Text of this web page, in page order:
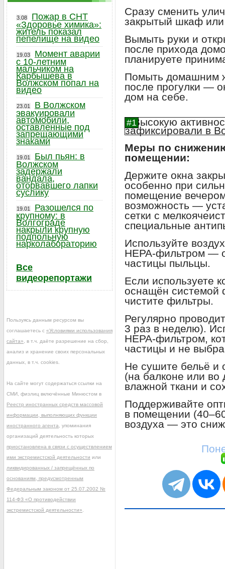
Сразу сменить
закрытый шкаф или
Вымыть руки и
после прихода
планируете
Помыть домашним
после прогулки —
дом на себе.
Меры по
помещении:
Держите окна
особенно при
помещение
возможность —
сетки с
специальные
Используйте
HEPA‑фильтром —
частицы пыльцы.
Если используете
оснащён системой
чистите фильтры.
Регулярно
3 раз в неделю).
HEPA‑фильтром,
частицы и не
Не сушите бельё и
(на балконе или
влажной ткани и
Поддерживайте
в помещении
воздуха — это
3.08
Пожар в СНТ
«Здоровье химика»:
житель показал
пепелище на видео
19.03
Момент аварии
с 10-летним
мальчиком на
Карбышева в
Волжском попал на
видео
23.01
В Волжском
эвакуировали
автомобили,
оставленные под
запрещающими
знаками
19.01
Был пьян: в
Волжском
задержали
вандала,
оторвавшего лапки
суслику
19.01
Разошелся по
крупному: в
Волгограде
накрыли крупную
подпольную
нарколабораторию
Все
видеорепортажи
Пользуясь данным ресурсом вы
соглашаетесь с «Условиями использования
сайта» , в т.ч. даёте разрешение на сбор,
анализ и хранение своих персональных
данных, в т.ч. cookies.
На сайте могут содержаться ссылки на
СМИ, физлиц включённые Минюстом в
Реестр иностранных средств массовой
информации, выполняющих функции
иностранного агента , упоминания
организаций деятельность которых
приостановлена в связи с осуществлением
ими экстремистской деятельности или
ликвидированных / запрещённых по
основаниям, предусмотренным
Федеральным законом от 25.07.2002 №
114-ФЗ «О противодействии
экстремистской деятельности»